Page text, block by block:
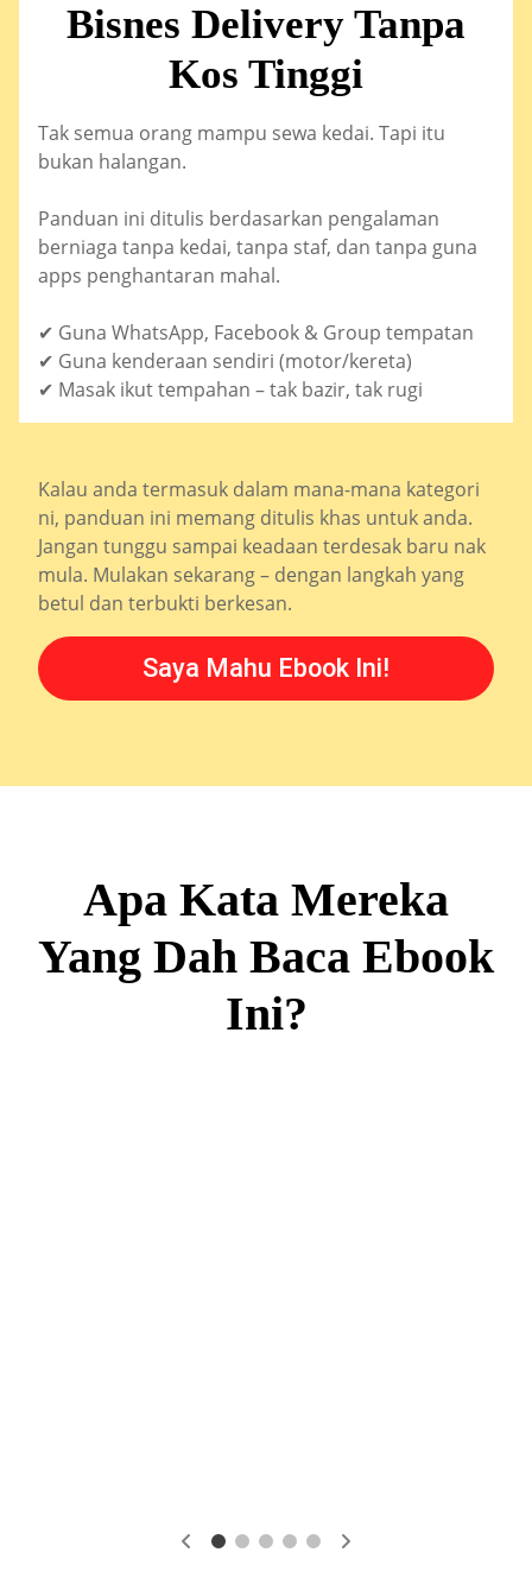
Bisnes Delivery Tanpa
Kos Tinggi
Tak semua orang mampu sewa kedai. Tapi itu
bukan halangan.
Panduan ini ditulis berdasarkan pengalaman
berniaga tanpa kedai, tanpa staf, dan tanpa guna
apps penghantaran mahal.
✔ Guna WhatsApp, Facebook & Group tempatan
✔ Guna kenderaan sendiri (motor/kereta)
✔ Masak ikut tempahan – tak bazir, tak rugi
Kalau anda termasuk dalam mana-mana kategori
ni, panduan ini memang ditulis khas untuk anda.
Jangan tunggu sampai keadaan terdesak baru nak
mula. Mulakan sekarang – dengan langkah yang
betul dan terbukti berkesan.
Saya Mahu Ebook Ini!
Apa Kata Mereka
Yang Dah Baca Ebook
Ini?